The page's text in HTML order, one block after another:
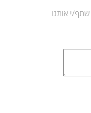
י אותנו